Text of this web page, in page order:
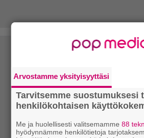
Arvostamme yksityisyyttäsi
Tarvitsemme suostumuksesi
henkilökohtaisen
Me ja huolellisesti valitsemamme88
hyödynnämme henkilötietoja